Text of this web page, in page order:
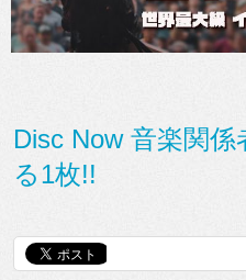
Disc Now 音楽関
る1枚!!